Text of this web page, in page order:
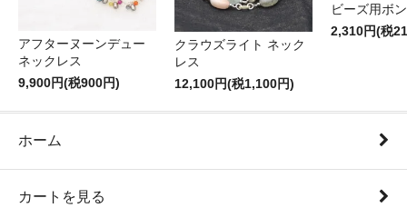
アフターヌーンデュー
ネックレス
9,900円(税900円)
クラウズライト ネック
レス
12,100円(税1,100円)
ビーズ用ボ
2,310円(税
ホーム
カートを見る